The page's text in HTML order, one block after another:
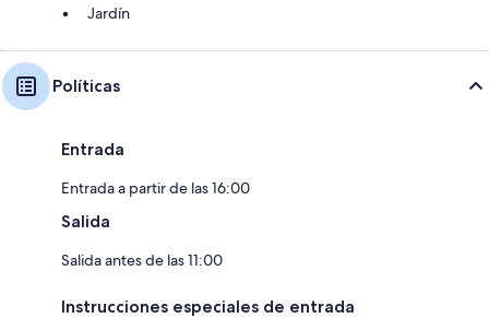
Jardín
Políticas
Entrada
Entrada a partir de las 16:00
Salida
Salida antes de las 11:00
Instrucciones especiales de entrada